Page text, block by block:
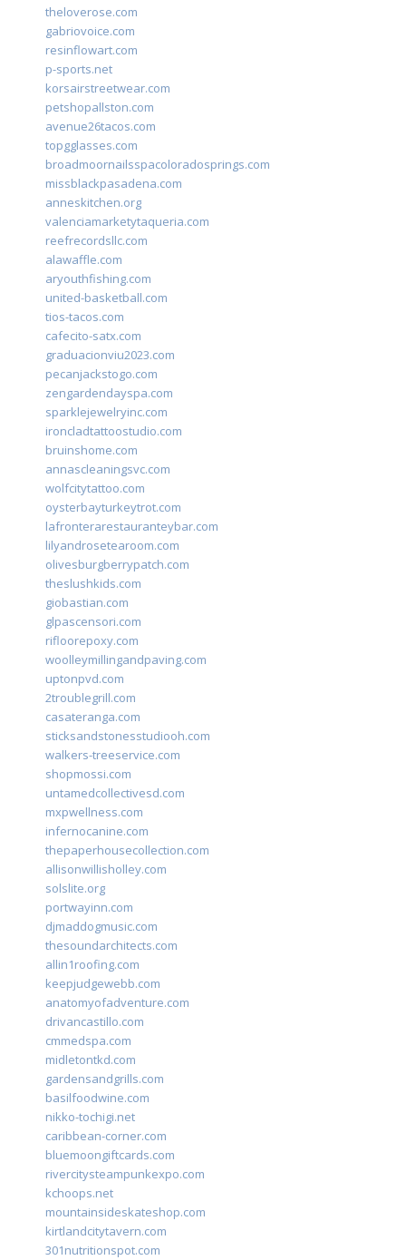
theloverose.com
gabriovoice.com
resinflowart.com
p-sports.net
korsairstreetwear.com
petshopallston.com
avenue26tacos.com
topgglasses.com
broadmoornailsspacoloradosprings.com
missblackpasadena.com
anneskitchen.org
valenciamarketytaqueria.com
reefrecordsllc.com
alawaffle.com
aryouthfishing.com
united-basketball.com
tios-tacos.com
cafecito-satx.com
graduacionviu2023.com
pecanjackstogo.com
zengardendayspa.com
sparklejewelryinc.com
ironcladtattoostudio.com
bruinshome.com
annascleaningsvc.com
wolfcitytattoo.com
oysterbayturkeytrot.com
lafronterarestauranteybar.com
lilyandrosetearoom.com
olivesburgberrypatch.com
theslushkids.com
giobastian.com
glpascensori.com
rifloorepoxy.com
woolleymillingandpaving.com
uptonpvd.com
2troublegrill.com
casateranga.com
sticksandstonesstudiooh.com
walkers-treeservice.com
shopmossi.com
untamedcollectivesd.com
mxpwellness.com
infernocanine.com
thepaperhousecollection.com
allisonwillisholley.com
solslite.org
portwayinn.com
djmaddogmusic.com
thesoundarchitects.com
allin1roofing.com
keepjudgewebb.com
anatomyofadventure.com
drivancastillo.com
cmmedspa.com
midletontkd.com
gardensandgrills.com
basilfoodwine.com
nikko-tochigi.net
caribbean-corner.com
bluemoongiftcards.com
rivercitysteampunkexpo.com
kchoops.net
mountainsideskateshop.com
kirtlandcitytavern.com
301nutritionspot.com